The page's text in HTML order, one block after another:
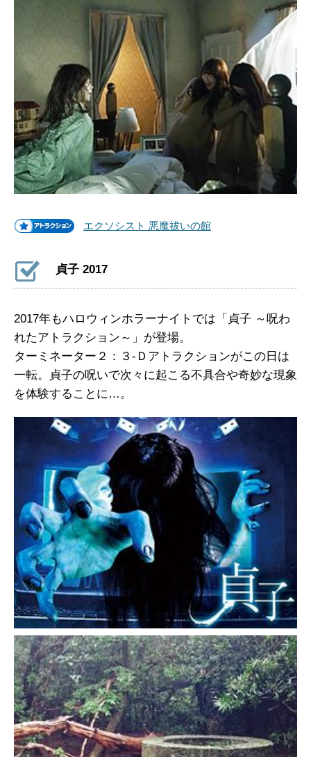
エクソシスト 悪魔祓いの館
貞子 2017
2017年もハロウィンホラーナイトでは「貞子 ～呪わ
れたアトラクション～」が登場。
ターミネーター２：３-Ｄアトラクションがこの日は
一転。貞子の呪いで次々に起こる不具合や奇妙な現象
を体験することに…。